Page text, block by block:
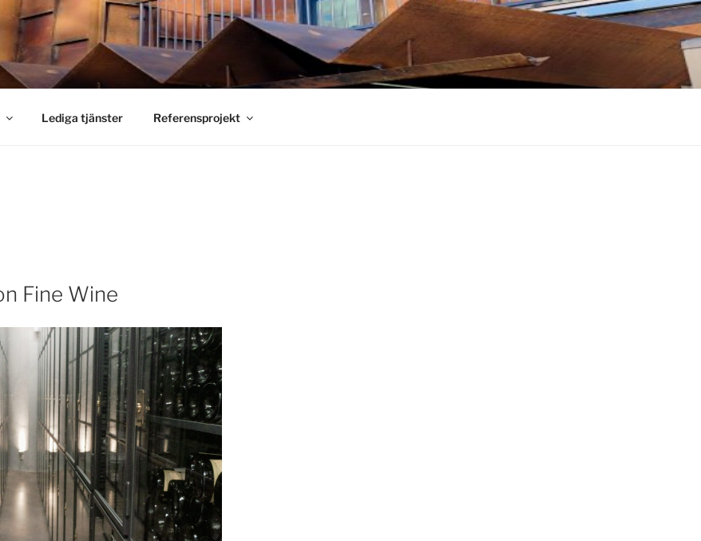
SMIDE
Lediga tjänster Referensprojekt
Fine Wine